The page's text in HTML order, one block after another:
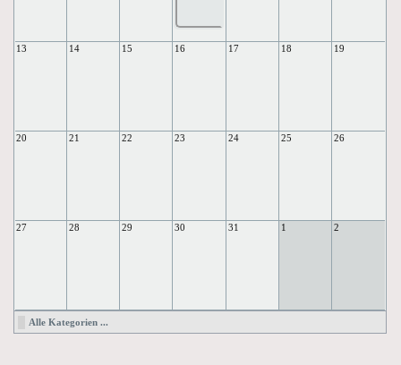
13 14 15 16 17 18 19
20 21 22 23 24 25 26
27 28 29 30 31 1 2
Alle Kategorien ...